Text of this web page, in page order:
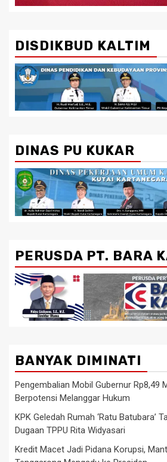
DISDIKBUD KALTIM
DINAS PU KUKAR
PERUSDA PT. BARA
BANYAK DIMINATI
Pengembalian Mobil Gubernur Rp8,49
Berpotensi Melanggar Hukum
KPK Geledah Rumah ‘Ratu Batubara’
Dugaan TPPU Rita Widyasari
Kredit Macet Jadi Pidana Korupsi,